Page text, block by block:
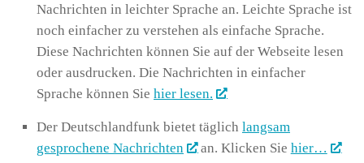
Nachrichten in leichter Sprache an. Leichte Sprache ist
noch einfacher zu verstehen als einfache Sprache.
Diese Nachrichten können Sie auf der Webseite lesen
oder ausdrucken. Die Nachrichten in einfacher
Sprache können Sie hier lesen.
Der Deutschlandfunk bietet täglich langsam
gesprochene Nachrichten
an. Klicken Sie hier…